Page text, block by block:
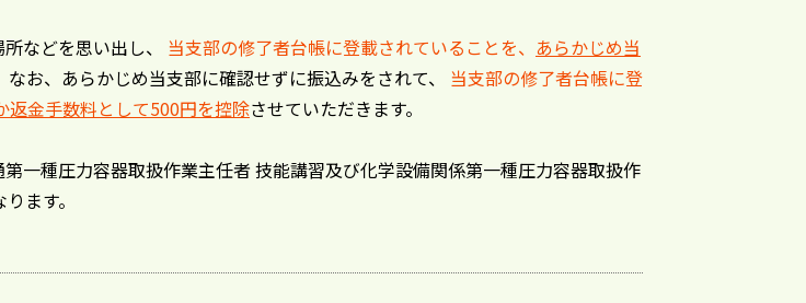
などを思い出し、 当支部の修了者台帳に登載されていることを、 あらかじめ当
なお、あらかじめ当支部に確認せずに振込みをされて、 当支部の修了者台帳に登
返金手数料として500円を控除させていただきます。
一種圧力容器取扱作業主任者 技能講習及び化学設備関係第一種圧力容器取扱作
ます。